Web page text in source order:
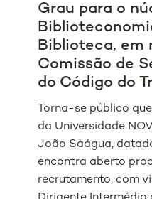
Grau para o
Biblioteca, em
Comissão de
do Código do
Torna-se público
da Universidade
João Sàágua,
encontra aberto
recrutamento, com